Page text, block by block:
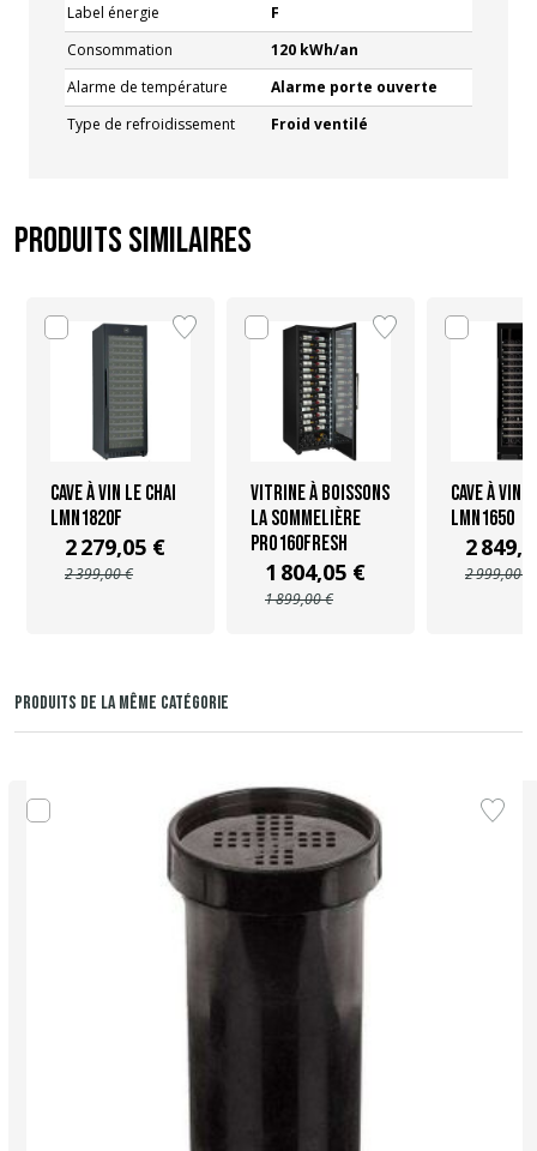
Label énergie
F
Consommation
120 kWh/an
Alarme de température
Alarme porte ouverte
Type de refroidissement
Froid ventilé
Produits similaires
Cave à vin Le Chai
LMN1820F
2 279,05 €
2 399,00 €
Vitrine à boissons
La Sommelière
PRO160FRESH
1 804,05 €
1 899,00 €
Cave à vin
LMN1650
2
2 999,00 €
PRODUITS DE LA MÊME CATÉGORIE